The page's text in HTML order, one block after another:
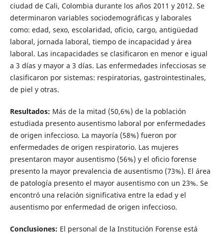
ciudad de Cali, Colombia durante los años 2011 y 2012. Se
determinaron variables sociodemográficas y laborales
como: edad, sexo, escolaridad, oficio, cargo, antigüedad
laboral, jornada laboral, tiempo de incapacidad y área
laboral. Las incapacidades se clasificaron en menor e igual
a 3 días y mayor a 3 días. Las enfermedades infecciosas se
clasificaron por sistemas: respiratorias, gastrointestinales,
de piel y otras.
Resultados: Más de la mitad (50,6%) de la población
estudiada presento ausentismo laboral por enfermedades
de origen infeccioso. La mayoría (58%) fueron por
enfermedades de origen respiratorio. Las mujeres
presentaron mayor ausentismo (56%) y el oficio forense
presento la mayor prevalencia de ausentismo (73%). El área
de patología presento el mayor ausentismo con un 23%. Se
encontró una relación significativa entre la edad y el
ausentismo por enfermedad de origen infeccioso.
Conclusiones: El personal de la Institución Forense está